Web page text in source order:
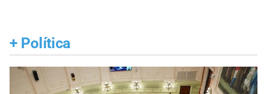
+ Política